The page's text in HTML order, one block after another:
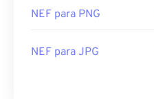
NEF para PNG
NEF para JPG